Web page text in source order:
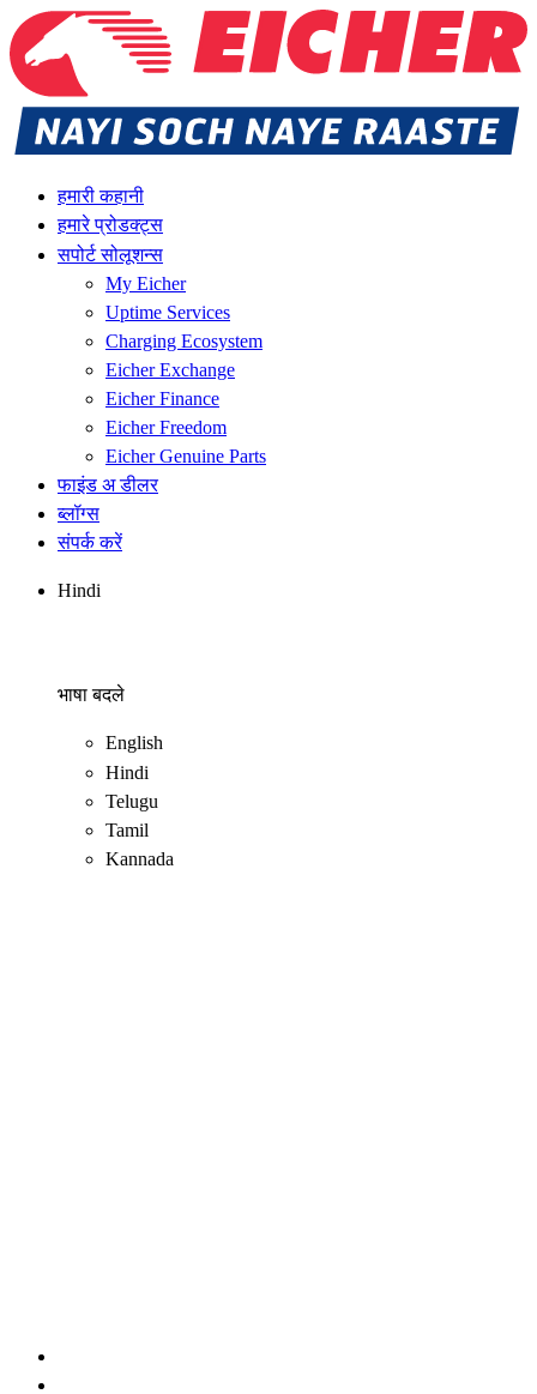
हमारी कहानी
हमारे प्रोडक्ट्स
सपोर्ट सोलूशन्स
My Eicher
Uptime Services
Charging Ecosystem
Eicher Exchange
Eicher Finance
Eicher Freedom
Eicher Genuine Parts
फाइंड अ डीलर
ब्लॉग्स
संपर्क करें
Hindi
भाषा बदले
English
Hindi
Telugu
Tamil
Kannada